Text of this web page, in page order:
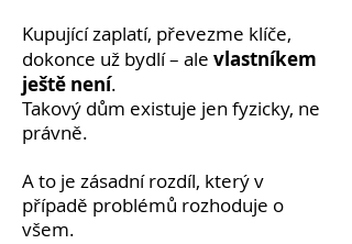
Kupující zaplatí, převezme klíče,
dokonce už bydlí – ale vlastníkem
ještě není.
Takový dům existuje jen fyzicky, ne
právně.
A to je zásadní rozdíl, který v
případě problémů rozhoduje o
všem.